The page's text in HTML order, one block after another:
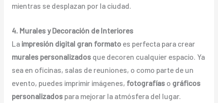
mientras se desplazan por la ciudad.
4. Murales y Decoración de Interiores
La impresión digital gran formatoes perfecta para crear
murales personalizadosque decoren cualquier espacio. Ya
sea en oficinas, salas de reuniones, o como parte de un
evento, puedes imprimir imágenes, fotografíaso gráficos
personalizadospara mejorar la atmósfera del lugar.